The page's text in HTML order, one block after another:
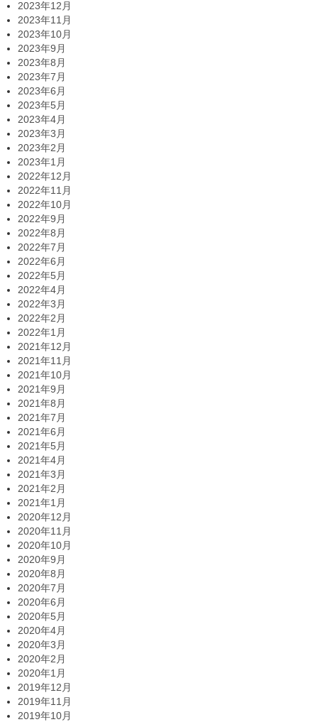
2023年12月
2023年11月
2023年10月
2023年9月
2023年8月
2023年7月
2023年6月
2023年5月
2023年4月
2023年3月
2023年2月
2023年1月
2022年12月
2022年11月
2022年10月
2022年9月
2022年8月
2022年7月
2022年6月
2022年5月
2022年4月
2022年3月
2022年2月
2022年1月
2021年12月
2021年11月
2021年10月
2021年9月
2021年8月
2021年7月
2021年6月
2021年5月
2021年4月
2021年3月
2021年2月
2021年1月
2020年12月
2020年11月
2020年10月
2020年9月
2020年8月
2020年7月
2020年6月
2020年5月
2020年4月
2020年3月
2020年2月
2020年1月
2019年12月
2019年11月
2019年10月